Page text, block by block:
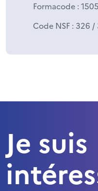
Formacode :
Code NSF : 326 /
Je suis